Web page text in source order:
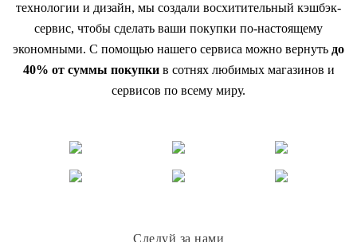
технологии и дизайн, мы создали восхитительный кэшбэк-
сервис, чтобы сделать ваши покупки по-настоящему
экономными. С помощью нашего сервиса можно вернуть до
40% от суммы покупкив сотнях любимых магазинов и
сервисов по всему миру.
Следуй за нами